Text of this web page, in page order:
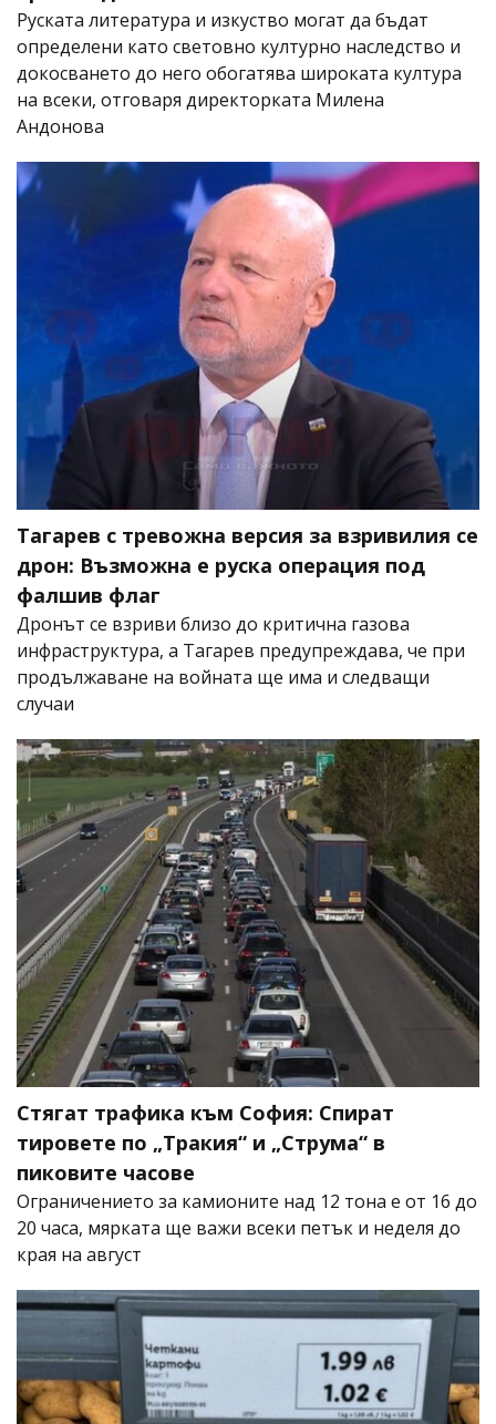
Руската литература и изкуство могат да бъдат
определени като световно културно наследство и
докосването до него обогатява широката култура
на всеки, отговаря директорката Милена
Андонова
Тагарев с тревожна версия за взривилия се
дрон: Възможна е руска операция под
фалшив флаг
Дронът се взриви близо до критична газова
инфраструктура, а Тагарев предупреждава, че при
продължаване на войната ще има и следващи
случаи
Стягат трафика към София: Спират
тировете по „Тракия“ и „Струма“ в
пиковите часове
Ограничението за камионите над 12 тона е от 16 до
20 часа, мярката ще важи всеки петък и неделя до
края на август